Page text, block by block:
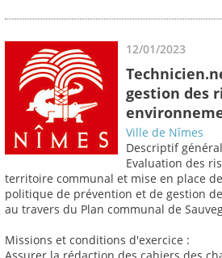
12/01/2023
gestion des
Ville de Nîmes
Descriptif
Evaluation des
territoire communal et mise en place
politique de prévention et de gestion
au travers du Plan communal de
Missions et conditions d'exercice :